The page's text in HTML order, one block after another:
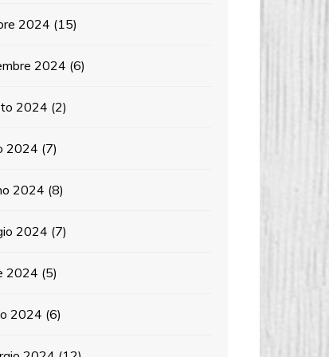
2024 (15)
2024 (6)
2024 (2)
2024 (7)
2024 (8)
2024 (7)
2024 (5)
2024 (6)